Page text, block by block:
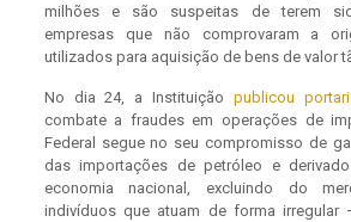
milhões e são suspeitas de terem
empresas que não comprovaram a
utilizados para aquisição de bens de valor
No dia 24, a Instituição publicou
combate a fraudes em operações de
Federal segue no seu compromisso de
das importações de petróleo e
economia nacional, excluindo do
indivíduos que atuam de forma